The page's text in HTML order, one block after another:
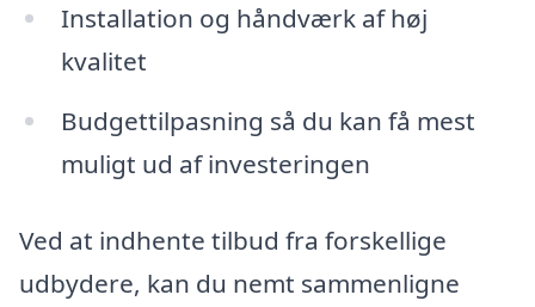
Installation og håndværk af høj
kvalitet
Budgettilpasning så du kan få mest
muligt ud af investeringen
Ved at indhente tilbud fra forskellige
udbydere, kan du nemt sammenligne